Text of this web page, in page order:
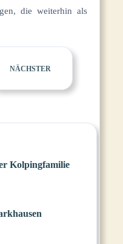
die weiterhin als
NÄCHSTER
Kolpingfamilie